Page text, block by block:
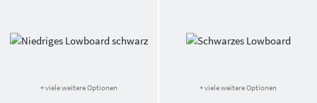
+ viele weitere Optionen + viele weitere Optionen